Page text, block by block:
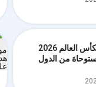
“تريوندا”.. الكرة الرسمية لكأس العالم 2026
من الدول